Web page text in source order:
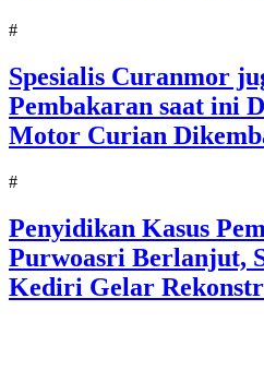
#
Spesialis Curanmor
Pembakaran saat ini
Motor Curian
#
Penyidikan Kasus
Purwoasri Berlanjut,
Kediri Gelar